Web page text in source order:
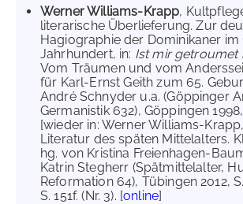
Werner Williams-Krapp,
literarische Überlieferung. Zur
Hagiographie der Dominikaner im
Jahrhundert, in: Ist mir getroumet
Vom Träumen und vom
für Karl-Ernst Geith zum 65.
André Schnyder u.a. (Göppinger
Germanistik 632), Göppingen
[wieder in: Werner Williams-
Literatur des späten Mittelalters.
hg. von Kristina Freienhagen-
Katrin Stegherr (Spätmittelalter,
Reformation 64), Tübingen 2012,
S. 151f. (Nr. 3). [online]